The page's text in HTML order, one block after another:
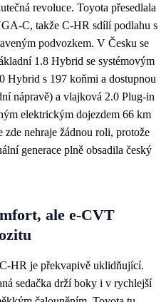
revoluce. Toyota přesedlala
C, takže C-HR sdílí podlahu s
podvozkem. V Česku se
1.8 Hybrid se systémovým
Hybrid s 197 koňmi a dostupnou
nápravě) a vlajková 2.0 Plug-in
elektrickým dojezdem 66 km
zde nehraje žádnou roli, protože
generace plně obsadila český
ale e-CVT
HR je překvapivě uklidňující.
sedačka drží boky i v rychlejší